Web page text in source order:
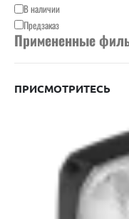
Доступность
В наличии
Предзаказ
Примененные
ПРИСМОТРИТЕСЬ